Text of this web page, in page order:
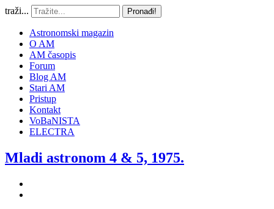
traži... Pronađi!
Astronomski magazin
O AM
AM časopis
Forum
Blog AM
Stari AM
Pristup
Kontakt
VoBaNISTA
ELECTRA
Mladi astronom 4 & 5, 1975.